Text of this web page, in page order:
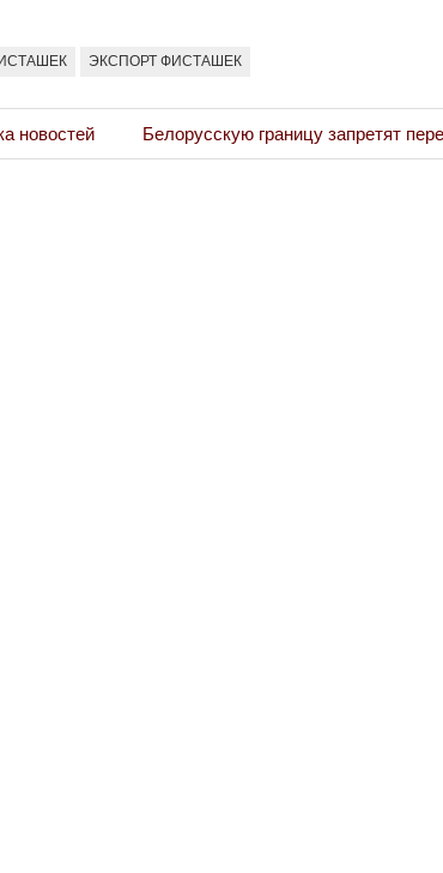
ЭКСПОРТ ФИСТАШЕК
новостей
Next
Post:
Белорусскую границу запретят